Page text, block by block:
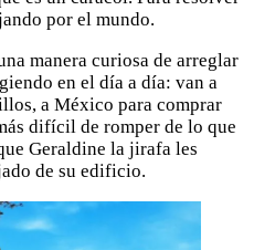
por el mundo.
manera curiosa de arreglar
en el día a día: van a
a México para comprar
difícil de romper de lo que
Geraldine la jirafa les
de su edificio.